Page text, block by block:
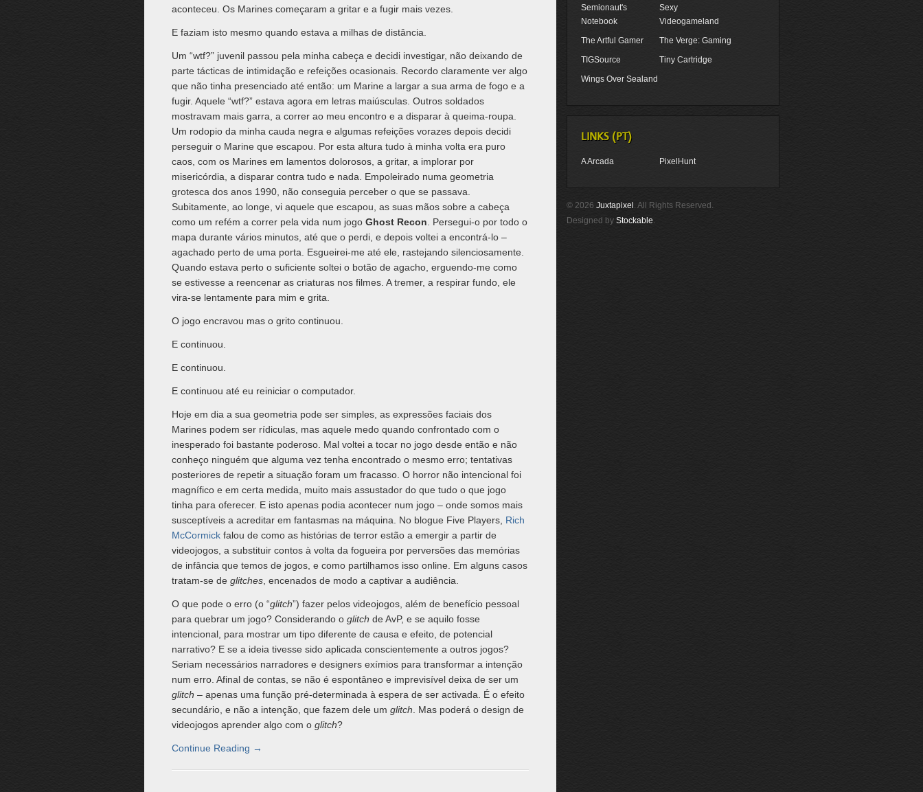
aconteceu. Os Marines começaram a gritar e a fugir mais vezes.
E faziam isto mesmo quando estava a milhas de distância.
Um “wtf?” juvenil passou pela minha cabeça e decidi investigar, não deixando de
parte tácticas de intimidação e refeições ocasionais. Recordo claramente ver algo
que não tinha presenciado até então: um Marine a largar a sua arma de fogo e a
fugir. Aquele “wtf?” estava agora em letras maiúsculas. Outros soldados
mostravam mais garra, a correr ao meu encontro e a disparar à queima-roupa.
Um rodopio da minha cauda negra e algumas refeições vorazes depois decidi
perseguir o Marine que escapou. Por esta altura tudo à minha volta era puro
caos, com os Marines em lamentos dolorosos, a gritar, a implorar por
misericórdia, a disparar contra tudo e nada. Empoleirado numa geometria
grotesca dos anos 1990, não conseguia perceber o que se passava.
Subitamente, ao longe, vi aquele que escapou, as suas mãos sobre a cabeça
como um refém a correr pela vida num jogo Ghost Recon . Persegui-o por todo o
mapa durante vários minutos, até que o perdi, e depois voltei a encontrá-lo –
agachado perto de uma porta. Esgueirei-me até ele, rastejando silenciosamente.
Quando estava perto o suficiente soltei o botão de agacho, erguendo-me como
se estivesse a reencenar as criaturas nos filmes. A tremer, a respirar fundo, ele
vira-se lentamente para mim e grita.
O jogo encravou mas o grito continuou.
E continuou.
E continuou.
E continuou até eu reiniciar o computador.
Hoje em dia a sua geometria pode ser simples, as expressões faciais dos
Marines podem ser rídiculas, mas aquele medo quando confrontado com o
inesperado foi bastante poderoso. Mal voltei a tocar no jogo desde então e não
conheço ninguém que alguma vez tenha encontrado o mesmo erro; tentativas
posteriores de repetir a situação foram um fracasso. O horror não intencional foi
magnífico e em certa medida, muito mais assustador do que tudo o que jogo
tinha para oferecer. E isto apenas podia acontecer num jogo – onde somos mais
susceptíveis a acreditar em fantasmas na máquina. No blogue Five Players, Rich
McCormickfalou de como as histórias de terror estão a emergir a partir de
videojogos, a substituir contos à volta da fogueira por perversões das memórias
de infância que temos de jogos, e como partilhamos isso online. Em alguns casos
tratam-se de glitches, encenados de modo a captivar a audiência.
O que pode o erro (o “glitch”) fazer pelos videojogos, além de benefício pessoal
para quebrar um jogo? Considerando o glitch de AvP, e se aquilo fosse
intencional, para mostrar um tipo diferente de causa e efeito, de potencial
narrativo? E se a ideia tivesse sido aplicada conscientemente a outros jogos?
Seriam necessários narradores e designers exímios para transformar a intenção
num erro. Afinal de contas, se não é espontâneo e imprevisível deixa de ser um
glitch – apenas uma função pré-determinada à espera de ser activada. É o efeito
secundário, e não a intenção, que fazem dele um glitch . Mas poderá o design de
videojogos aprender algo com o glitch?
Continue Reading →
Semionaut's
Notebook
Sexy
Videogameland
The Artful Gamer
The Verge: Gaming
TIGSource
Tiny Cartridge
Wings Over Sealand
LINKS (PT)
A Arcada PixelHunt
© 2026 Juxtapixel . All Rights Reserved.
Designed by Stockable.